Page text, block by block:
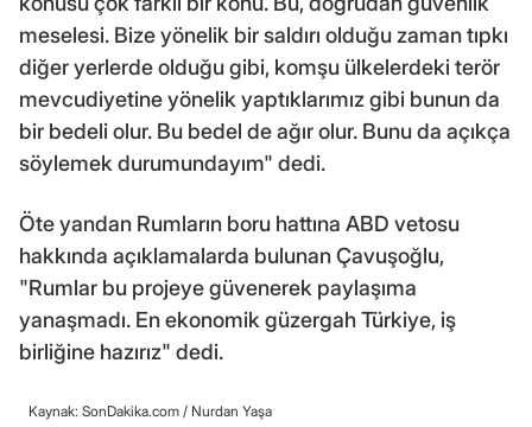
meselesi. Bize yönelik bir saldırı olduğu zaman tıpkı
diğer yerlerde olduğu gibi, komşu ülkelerdeki terör
mevcudiyetine yönelik yaptıklarımız gibi bunun da
bir bedeli olur. Bu bedel de ağır olur. Bunu da açıkça
söylemek durumundayım" dedi.
Öte yandan Rumların boru hattına ABD vetosu
hakkında açıklamalarda bulunan Çavuşoğlu,
"Rumlar bu projeye güvenerek paylaşıma
yanaşmadı. En ekonomik güzergah Türkiye, iş
birliğine hazırız" dedi.
Kaynak: SonDakika.com / Nurdan Yaşa